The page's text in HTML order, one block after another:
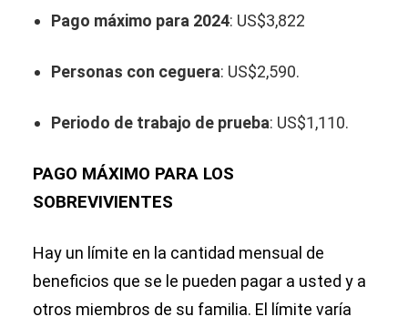
Pago máximo para 2024: US$3,822
Personas con ceguera: US$2,590.
Periodo de trabajo de prueba: US$1,110.
PAGO MÁXIMO PARA LOS
SOBREVIVIENTES
Hay un límite en la cantidad mensual de
beneficios que se le pueden pagar a usted y a
otros miembros de su familia. El límite varía